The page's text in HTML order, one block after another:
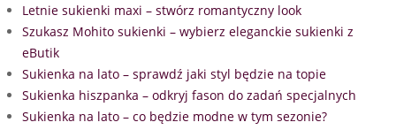
Letnie sukienki maxi – stwórz romantyczny look
Szukasz Mohito sukienki – wybierz eleganckie sukienki z
eButik
Sukienka na lato – sprawdź jaki styl będzie na topie
Sukienka hiszpanka – odkryj fason do zadań specjalnych
Sukienka na lato – co będzie modne w tym sezonie?